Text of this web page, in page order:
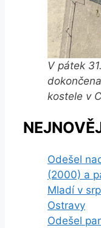
V pátek
kostele v
Odešel
(2000) a
Mladí v
Ostravy
Odešel